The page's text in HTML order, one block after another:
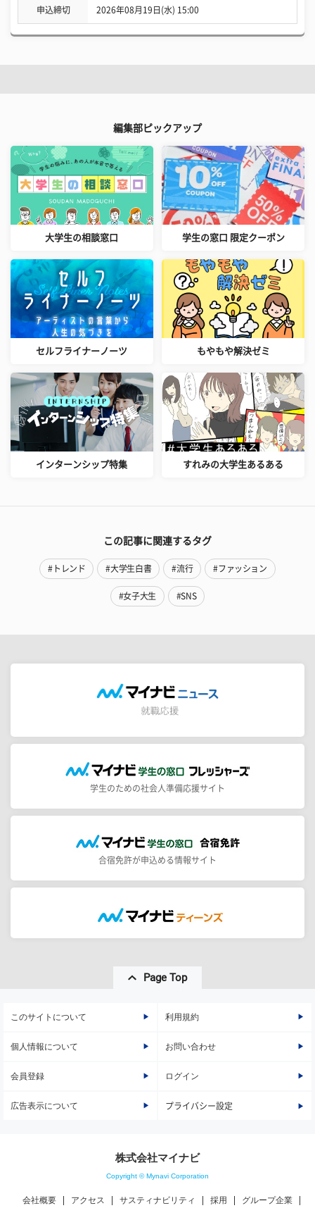
申込締切 2026年08月19日(水) 15:00
編集部ピックアップ
大学生の相談窓口 学生の窓口 限定クーポン
セルフライナーノーツ もやもや解決ゼミ
インターンシップ特集 すれみの大学生あるある
この記事に関連するタグ
#トレンド #大学生白書 #流行 #ファッション
#女子大生 #SNS
学生のための社会人準備応援サイト
合宿免許が申込める情報サイト
Page Top
このサイトについて 利用規約
個人情報について お問い合わせ
会員登録 ログイン
広告表示について プライバシー設定
株式会社マイナビ
Copyright © Mynavi Corporation
会社概要 アクセス サスティナビリティ 採用 グループ企業